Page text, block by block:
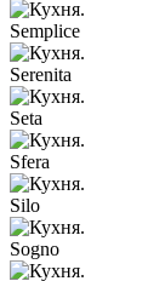
Semplice
Serenita
Seta
Sfera
Silo
Sogno